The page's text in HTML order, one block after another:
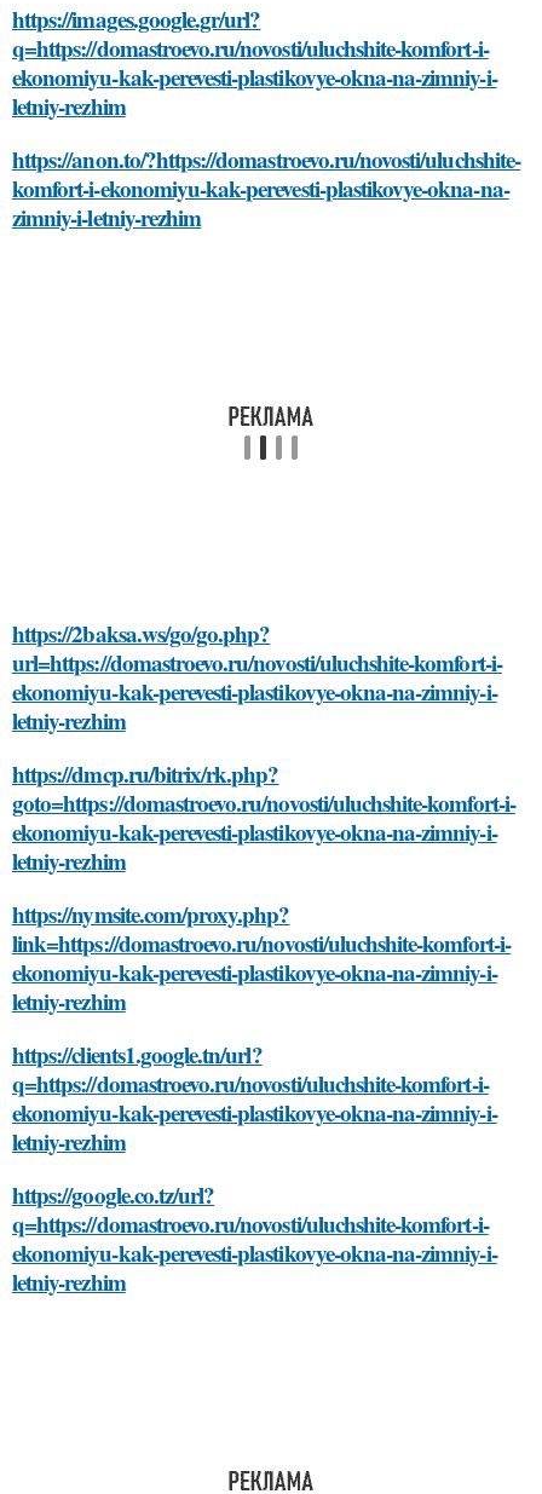
https://images.google.gr/url?
q=https://domastroevo.ru/novosti/uluchshite-komfort-i-
ekonomiyu-kak-perevesti-plastikovye-okna-na-zimniy-i-
letniy-rezhim
https://anon.to/?https://domastroevo.ru/novosti/uluchshite-
komfort-i-ekonomiyu-kak-perevesti-plastikovye-okna-na-
zimniy-i-letniy-rezhim
https://2baksa.ws/go/go.php?
url=https://domastroevo.ru/novosti/uluchshite-komfort-i-
ekonomiyu-kak-perevesti-plastikovye-okna-na-zimniy-i-
letniy-rezhim
https://dmcp.ru/bitrix/rk.php?
goto=https://domastroevo.ru/novosti/uluchshite-komfort-i-
ekonomiyu-kak-perevesti-plastikovye-okna-na-zimniy-i-
letniy-rezhim
https://nymsite.com/proxy.php?
link=https://domastroevo.ru/novosti/uluchshite-komfort-i-
ekonomiyu-kak-perevesti-plastikovye-okna-na-zimniy-i-
letniy-rezhim
https://clients1.google.tn/url?
q=https://domastroevo.ru/novosti/uluchshite-komfort-i-
ekonomiyu-kak-perevesti-plastikovye-okna-na-zimniy-i-
letniy-rezhim
https://google.co.tz/url?
q=https://domastroevo.ru/novosti/uluchshite-komfort-i-
ekonomiyu-kak-perevesti-plastikovye-okna-na-zimniy-i-
letniy-rezhim